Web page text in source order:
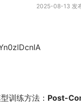
2025-08-13 发
训练方法： Post-